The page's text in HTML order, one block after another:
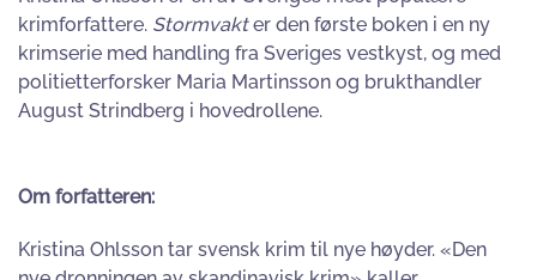
krimforfattere. Stormvakter den første boken i en ny
krimserie med handling fra Sveriges vestkyst, og med
politietterforsker Maria Martinsson og brukthandler
August Strindberg i hovedrollene.
Om forfatteren:
Kristina Ohlsson tar svensk krim til nye høyder. «Den